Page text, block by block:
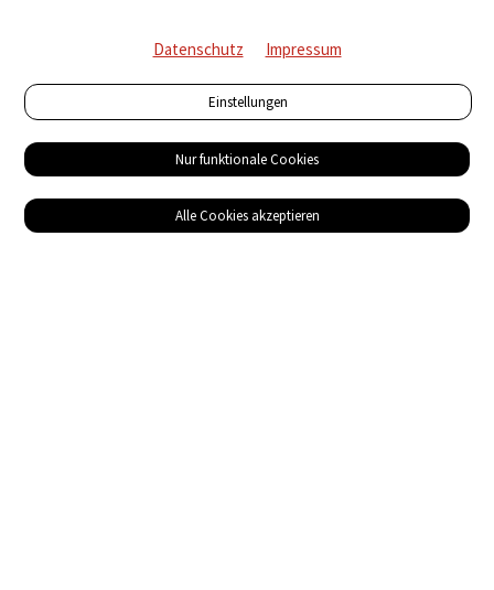
Datenschutz Impressum
Einstellungen
Nur funktionale Cookies
Alle Cookies akzeptieren